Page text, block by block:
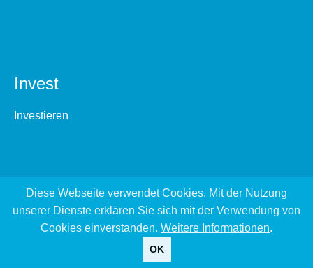
Invest
Investieren
Diese Webseite verwendet Cookies. Mit der Nutzung
unserer Dienste erklären Sie sich mit der Verwendung von
Cookies einverstanden. Weitere Informationen.
OK